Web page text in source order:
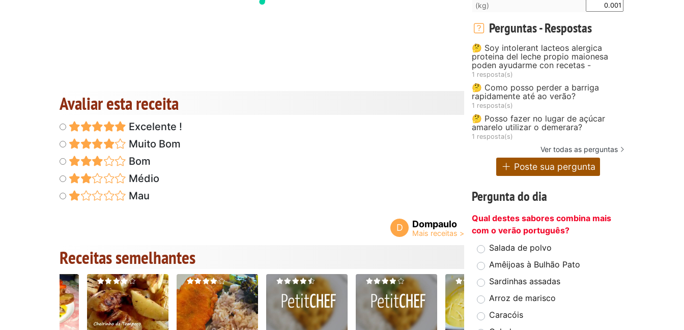
Avaliar esta receita
Excelente !
Muito Bom
Bom
Médio
Mau
D Dompaulo
Receitas semelhantes
(kg)
Perguntas - Respostas
🤔 Soy intolerant lacteos alergica
proteina del leche propio maionesa
poden ayudarme con recetas -
1 resposta(s)
🤔 Como posso perder a barriga
rapidamente até ao verão?
1 resposta(s)
🤔 Posso fazer no lugar de açúcar
amarelo utilizar o demerara?
1 resposta(s)
Ver todas as perguntas
Poste sua pergunta
Pergunta do dia
Qual destes sabores combina mais
com o verão português?
Salada de polvo
Amêijoas à Bulhão Pato
Sardinhas assadas
Arroz de marisco
Caracóis